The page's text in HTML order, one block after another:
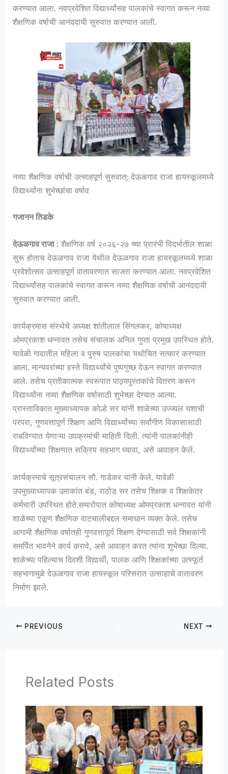
करण्यात आला. नवप्रवेशित विद्यार्थ्यांसह पालकांचे स्वागत करून नव्या
शैक्षणिक वर्षाची आनंददायी सुरुवात करण्यात आली.
नव्या शैक्षणिक वर्षाची उत्साहपूर्ण सुरुवात; देऊळगाव राजा हायस्कूलमध्ये
विद्यार्थ्यांना शुभेच्छांचा वर्षाव
गजानन तिडके
देऊळगाव राजा : शैक्षणिक वर्ष २०२६-२७ च्या प्रारंभी विदर्भातील शाळा
सुरू होताच देऊळगाव राजा येथील देऊळगाव राजा हायस्कूलमध्ये शाळा
प्रवेशोत्सव उत्साहपूर्ण वातावरणात साजरा करण्यात आला. नवप्रवेशित
विद्यार्थ्यांसह पालकांचे स्वागत करून नव्या शैक्षणिक वर्षाची आनंददायी
सुरुवात करण्यात आली.
कार्यक्रमास संस्थेचे अध्यक्ष शांतीलाल सिंगलकर, कोषाध्यक्ष
ओमप्रकाश धन्नावत तसेच संचालक अनिल गुप्ता प्रमुख उपस्थित होते.
यावेळी गावातील महिला व पुरुष पालकांचा यथोचित सत्कार करण्यात
आला. मान्यवरांच्या हस्ते विद्यार्थ्यांचे पुष्पगुच्छ देऊन स्वागत करण्यात
आले. तसेच प्रतीकात्मक स्वरूपात पाठ्यपुस्तकांचे वितरण करून
विद्यार्थ्यांना नव्या शैक्षणिक वर्षासाठी शुभेच्छा देण्यात आल्या.
प्रास्ताविकात मुख्याध्यापक कोल्हे सर यांनी शाळेच्या उज्ज्वल यशाची
परंपरा, गुणवत्तापूर्ण शिक्षण आणि विद्यार्थ्यांच्या सर्वांगीण विकासासाठी
राबविण्यात येणाऱ्या उपक्रमांची माहिती दिली. त्यांनी पालकांनीही
विद्यार्थ्यांच्या शिक्षणात सक्रिय सहभाग घ्यावा, असे आवाहन केले.
कार्यक्रमाचे सूत्रसंचालन सौ. गाडेकर यांनी केले. यावेळी
उपमुख्याध्यापक उमाकांत बंड, राठोड सर तसेच शिक्षक व शिक्षकेतर
कर्मचारी उपस्थित होते.समारोपात कोषाध्यक्ष ओमप्रकाश धन्नावत यांनी
शाळेच्या एकूण शैक्षणिक वाटचालीबद्दल समाधान व्यक्त केले. तसेच
आगामी शैक्षणिक वर्षातही गुणवत्तापूर्ण शिक्षण देण्यासाठी सर्व शिक्षकांनी
समर्पित भावनेने कार्य करावे, असे आवाहन करत त्यांना शुभेच्छा दिल्या.
शाळेच्या पहिल्याच दिवशी विद्यार्थी, पालक आणि शिक्षकांच्या उत्स्फूर्त
सहभागामुळे देऊळगाव राजा हायस्कूल परिसरात उत्साहाचे वातावरण
निर्माण झाले.
PREVIOUS NEXT
Related Posts